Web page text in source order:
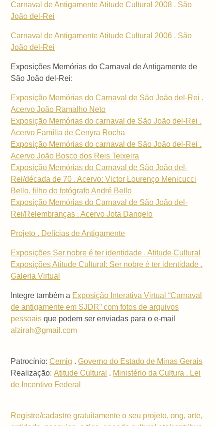
Carnaval de Antigamente Atitude Cultural 2008 . São
João del-Rei
Carnaval de Antigamente Atitude Cultural 2006 . São
João del-Rei
Exposições Memórias do Carnaval de Antigamente de
São João del-Rei:
Exposição Memórias do Carnaval de São João del-Rei .
Acervo João Ramalho Neto
Exposição Memórias do carnaval de São João del-Rei .
Acervo Família de Cenyra Rocha
Exposição Memórias do carnaval de São João del-Rei .
Acervo João Bosco dos Reis Teixeira
Exposição Memórias do Carnaval de São João del-
Rei/década de 70 . Acervo: Victor Lourenço Menicucci
Bello, filho do fotógrafo André Bello
Exposição Memórias do Carnaval de São João del-
Rei/Relembranças . Acervo Jota Dangelo
Projeto . Delícias de Antigamente
Exposições Ser nobre é ter identidade . Atitude Cultural
Exposições Atitude Cultural: Ser nobre é ter identidade .
Galeria Virtual
Integre também a Exposição Interativa Virtual “Carnaval
de antigamente em SJDR” com fotos de arquivos
pessoais que podem ser enviadas para o e-mail
alzirah@gmail.com
Patrocínio:Cemig .Governo do Estado de Minas Gerais
Realização:Atitude Cultural . Ministério da Cultura . Lei
de Incentivo Federal
Registre/cadastre gratuitamente o seu projeto, ong, arte,